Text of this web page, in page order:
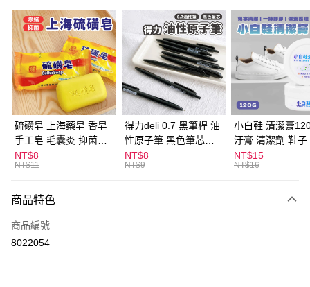
超商取貨付款
LINE Pay
Apple Pay
街口支付
悠遊付
ATM付款
全家取貨付款
每筆NT$60，滿NT$599(含以上)免運費
付款後全家取貨
硫磺皂 上海藥皂 香皂
手工皂 毛囊炎 抑菌除
蟎 清潔護膚 去油去痘
寵物皮膚病 狗狗貓咪
NT$8
NT$11
得力deli 0.7 黑筆桿 油
性原子筆 黑色筆芯
S304
NT$8
NT$9
小白鞋 清潔膏
汙膏 清潔劑 鞋子
漬 白皮鞋 鞋油
NT$15
NT$16
商品特色
商品編號
8022054